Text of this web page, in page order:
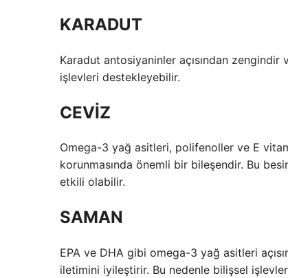
KARADUT
Karadut antosiyaninler açısından
işlevleri destekleyebilir.
CEVİZ
Omega-3 yağ asitleri, polifenoller ve E
korunmasında önemli bir bileşendir. Bu
etkili olabilir.
SAMAN
EPA ve DHA gibi omega-3 yağ asitleri
iletimini iyileştirir. Bu nedenle bilişsel